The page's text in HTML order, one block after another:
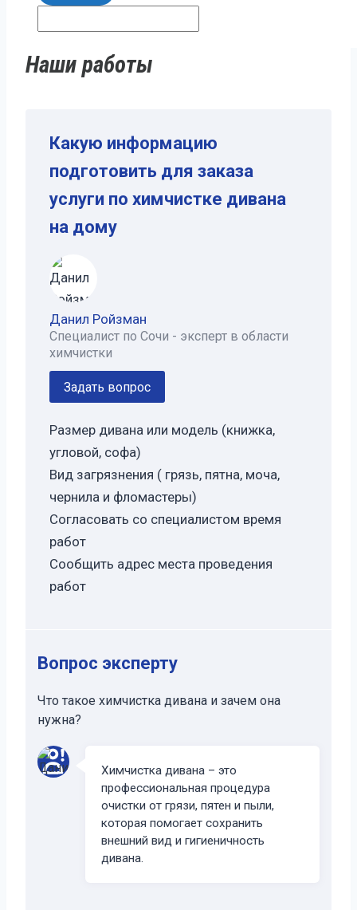
Наши работы
Какую информацию
подготовить для заказа
услуги по химчистке дивана
на дому
Данил Ройзман
Специалист по Сочи - эксперт в области
химчистки
Задать вопрос
Размер дивана или модель (книжка,
угловой, софа)
Вид загрязнения ( грязь, пятна, моча,
чернила и фломастеры)
Согласовать со специалистом время
работ
Сообщить адрес места проведения
работ
Вопрос эксперту
Что такое химчистка дивана и зачем она
нужна?
Химчистка дивана – это
профессиональная процедура
очистки от грязи, пятен и пыли,
которая помогает сохранить
внешний вид и гигиеничность
дивана.